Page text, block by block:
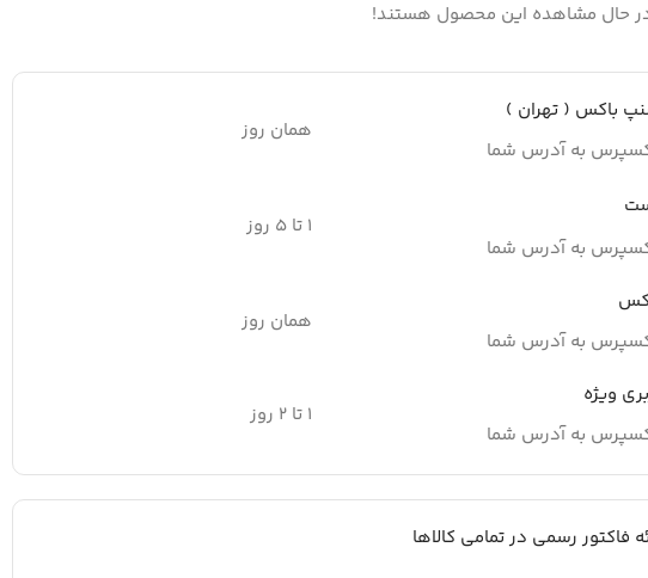
حال مشاهده این محصول هستند!
باکس ( تهران )
به آدرس شما
همان روز
به آدرس شما
۱ تا ۵ روز
به آدرس شما
همان روز
ویژه
به آدرس شما
۱ تا ۲ روز
فاکتور رسمی در تمامی کالاها